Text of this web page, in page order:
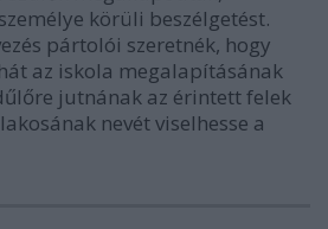
körüli beszélgetést.
pártolói szeretnék, hogy
az iskola megalapításának
jutnának az érintett felek
nevét viselhesse a